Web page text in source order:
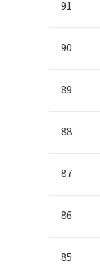
91
90
89
88
87
86
85